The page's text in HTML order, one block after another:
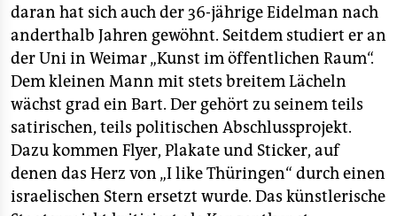
daran hat sich auch der 36-jährige Eidelman nach
anderthalb Jahren gewöhnt. Seitdem studiert er an
der Uni in Weimar „Kunst im öffentlichen Raum“.
Dem kleinen Mann mit stets breitem Lächeln
wächst grad ein Bart. Der gehört zu seinem teils
satirischen, teils politischen Abschlussprojekt.
Dazu kommen Flyer, Plakate und Sticker, auf
denen das Herz von „I like Thüringen“ durch einen
israelischen Stern ersetzt wurde. Das künstlerische